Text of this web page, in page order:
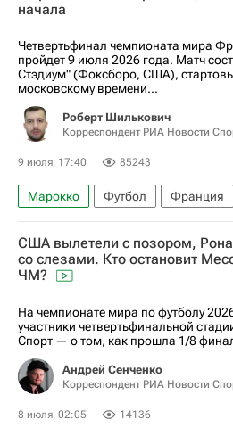
начала
Четвертьфинал чемпионата мира
пройдет 9 июля 2026 года. Матч
Стэдиум" (Фоксборо, США),
московскому времени...
Роберт Шилькович
Корреспондент РИА Новости
9 июля, 17:40 85243
Марокко Футбол
Франция
Килиан Мбаппе
Аззедин Унаи
Исмаэль Сайбари
ЧМ по
Авторы РИА Новости Спорт
Материалы РИА Спорт
США вылетели с позором,
со слезами. Кто остановит
ЧМ?
На чемпионате мира по футболу
участники четвертьфинальной
Спорт — о том, как прошла 1/8
Андрей Сенченко
Корреспондент РИА Новости
8 июля, 02:05 14136